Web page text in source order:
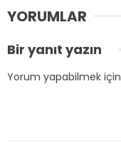
YORUMLAR
Bir yanıt yazın
Yorum yapabilmek için